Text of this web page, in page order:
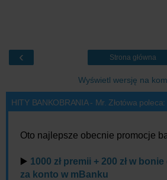
‹ Strona główna
Wyświetl wersję na
HITY BANKOBRANIA - Mr. Złotówa poleca:
Oto najlepsze obecnie promocje
▶️ 1000 zł premii + 200 zł w
za konto w mBanku